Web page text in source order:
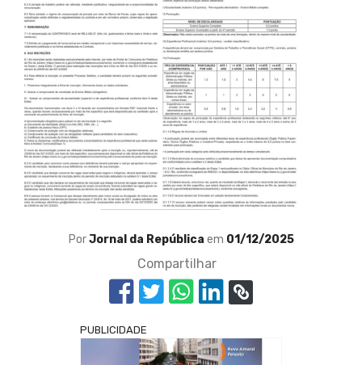
PorJornal da República em 01/12/2025
Compartilhar
PUBLICIDADE